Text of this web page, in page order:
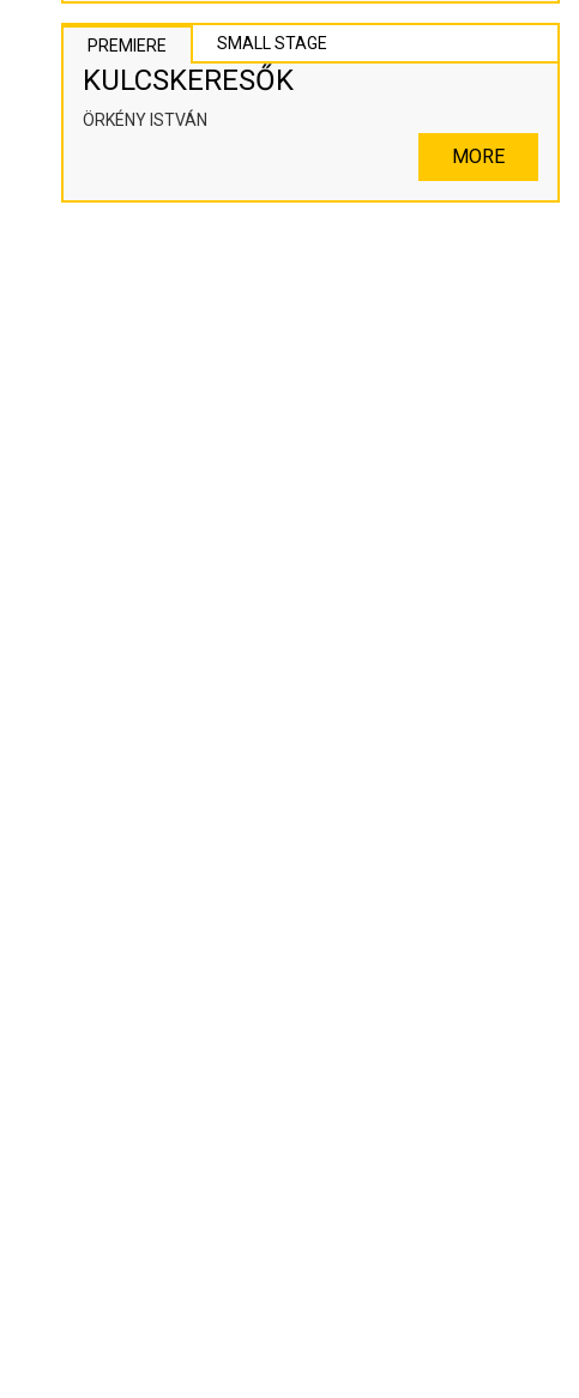
PREMIERE SMALL STAGE
KULCSKERESŐK
ÖRKÉNY ISTVÁN
MORE